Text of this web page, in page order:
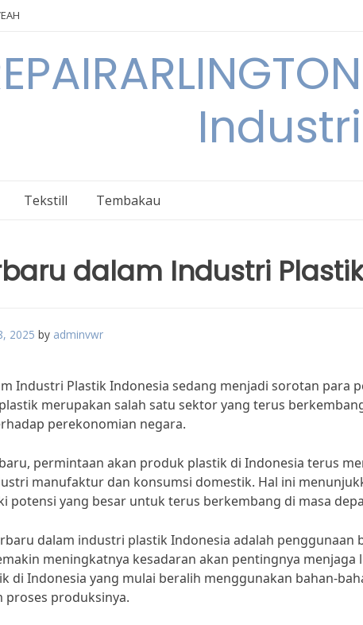
Tekstill Tembakau
dalam Industri
2025 by adminvwr
Industri Plastik Indonesia sedang menjadi sorotan para
merupakan salah satu sektor yang terus
perekonomian negara.
permintaan akan produk plastik di Indonesia terus
manufaktur dan konsumsi domestik. Hal ini
potensi yang besar untuk terus berkembang di masa
dalam industri plastik Indonesia adalah penggunaan
meningkatnya kesadaran akan pentingnya menjaga
di Indonesia yang mulai beralih menggunakan bahan-
proses produksinya.